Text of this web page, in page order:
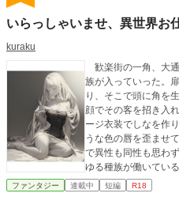
いらっしゃいませ、異世界お
kuraku
歓楽街の一角、大
族が入っていった。
り、そこで頭に角を
顔でその客を招き入れた。 胸がはちきれんばか
ージ衣装でしなを作
うな色の唇を歪ませ
で異性も同性も思わず生
ゆる種族が働いてい
たお仕置き専門店だ
ファンタジー 連載中 短編 R18